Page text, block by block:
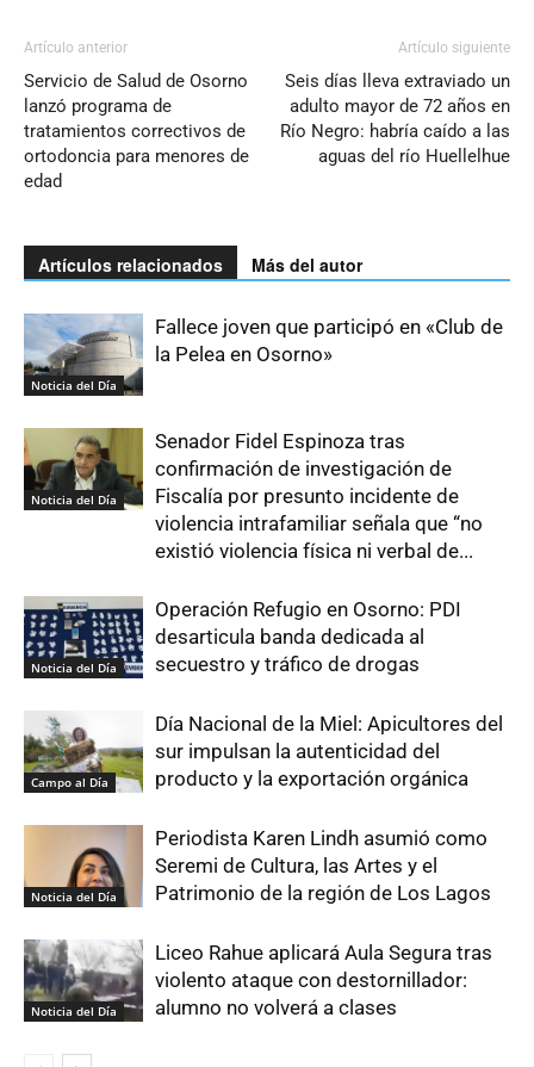
Artículo anterior
Servicio de Salud de Osorno
lanzó programa de
tratamientos correctivos de
ortodoncia para menores de
edad
Artículo siguiente
Seis días lleva extraviado un
adulto mayor de 72 años en
Río Negro: habría caído a las
aguas del río Huellelhue
Artículos relacionados Más del autor
Noticia del Día
Fallece joven que participó en «Club de
la Pelea en Osorno»
Noticia del Día
Senador Fidel Espinoza tras
confirmación de investigación de
Fiscalía por presunto incidente de
violencia intrafamiliar señala que “no
existió violencia física ni verbal de...
Noticia del Día
Operación Refugio en Osorno: PDI
desarticula banda dedicada al
secuestro y tráfico de drogas
Campo al Día
Día Nacional de la Miel: Apicultores del
sur impulsan la autenticidad del
producto y la exportación orgánica
Noticia del Día
Periodista Karen Lindh asumió como
Seremi de Cultura, las Artes y el
Patrimonio de la región de Los Lagos
Noticia del Día
Liceo Rahue aplicará Aula Segura tras
violento ataque con destornillador:
alumno no volverá a clases